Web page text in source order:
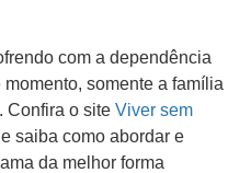
com a dependência
somente a família
Confira o site Viver sem
saiba como abordar e
da melhor forma